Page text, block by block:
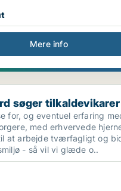
Mere info
tilkaldevikarer
søger tilkaldevikarer
for, og eventuel erfaring
med erhvervede
at arbejde tværfagligt og
- så vil vi glæde o..